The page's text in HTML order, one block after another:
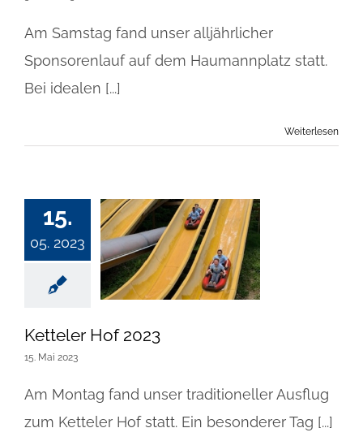
Am Samstag fand unser alljährlicher
Sponsorenlauf auf dem Haumannplatz statt.
Bei idealen [...]
Weiterlesen
15.
05. 2023
2023
Ketteler Hof 2023
15. Mai 2023
Am Montag fand unser traditioneller Ausflug
zum Ketteler Hof statt. Ein besonderer Tag [...]